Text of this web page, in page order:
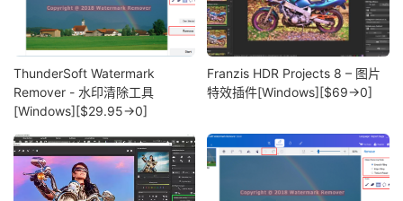
ThunderSoft Watermark
Remover - 水印清除工具
[Windows][$29.95→0]
Franzis HDR Projects 8 – 图片
特效插件[Windows][$69→0]